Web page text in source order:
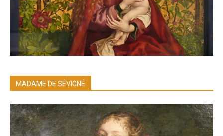
MADAME DE SÉVIGNÉ